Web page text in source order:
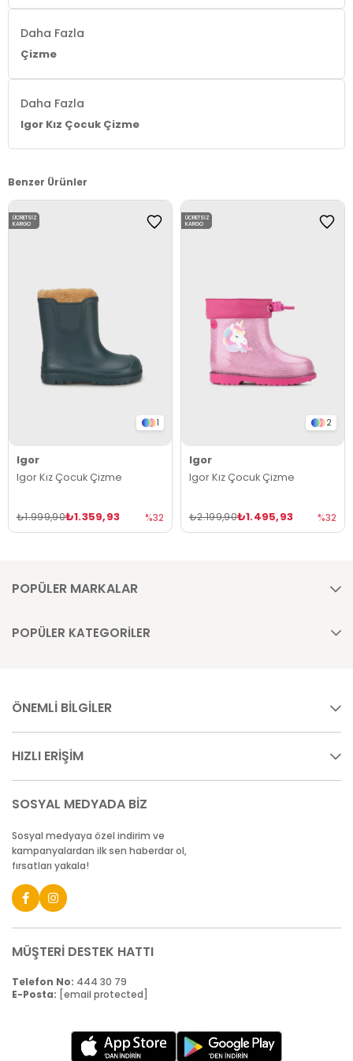
Daha Fazla
Çizme
Daha Fazla
Igor Kız Çocuk Çizme
Benzer Ürünler
1
Igor
Igor Kız Çocuk Çizme
₺1.359,93
₺1.999,90 %32
ÜCRETSIZ
KARGO
2
Igor
Igor Kız Çocuk Çizme
₺1.495,93
₺2.199,90 %32
ÜCRETSIZ
KARGO
POPÜLER MARKALAR
POPÜLER KATEGORİLER
ÖNEMLİ BİLGİLER
HIZLI ERİŞİM
SOSYAL MEDYADA BİZ
Sosyal medyaya özel indirim ve
kampanyalardan ilk sen haberdar ol,
fırsatları yakala!
MÜŞTERİ DESTEK HATTI
Telefon No: 444 30 79
E-Posta: [email protected]